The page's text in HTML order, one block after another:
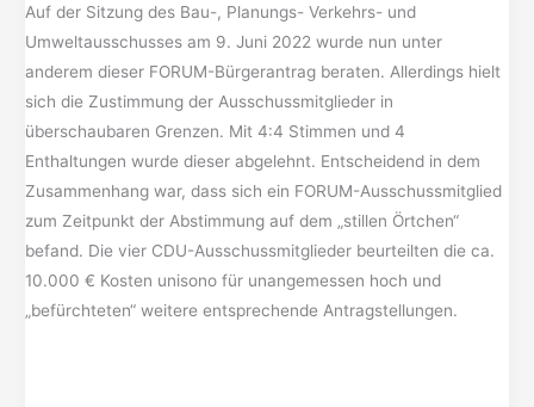
Auf der Sitzung des Bau-, Planungs- Verkehrs- und
Umweltausschusses am 9. Juni 2022 wurde nun unter
anderem dieser FORUM-Bürgerantrag beraten. Allerdings hielt
sich die Zustimmung der Ausschussmitglieder in
überschaubaren Grenzen. Mit 4:4 Stimmen und 4
Enthaltungen wurde dieser abgelehnt. Entscheidend in dem
Zusammenhang war, dass sich ein FORUM-Ausschussmitglied
zum Zeitpunkt der Abstimmung auf dem „stillen Örtchen“
befand. Die vier CDU-Ausschussmitglieder beurteilten die ca.
10.000 € Kosten unisono für unangemessen hoch und
„befürchteten“ weitere entsprechende Antragstellungen.